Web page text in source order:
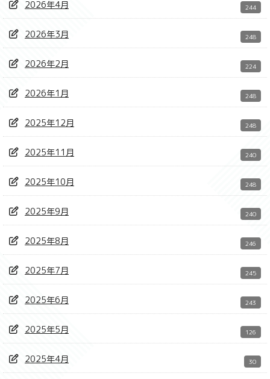
2026年4月 244
2026年3月 248
2026年2月 224
2026年1月 248
2025年12月 248
2025年11月 240
2025年10月 248
2025年9月 240
2025年8月 246
2025年7月 245
2025年6月 243
2025年5月 126
2025年4月 30